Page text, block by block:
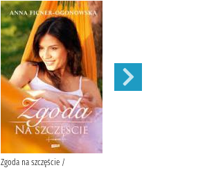
Zgoda na szczęście /